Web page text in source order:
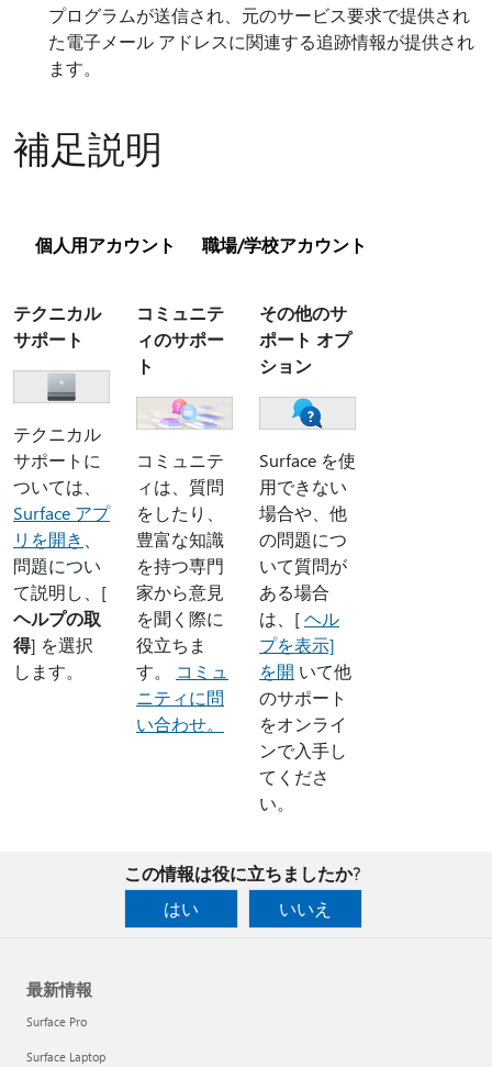
プログラムが送信され、元のサービス要求で提供され
た電子メール アドレスに関連する追跡情報が提供され
ます。
補足説明
個人用アカウント 職場/学校アカウント
テクニカル
サポート
テクニカル
サポートに
ついては、
Surface アプ
リを開き
問題につい
て説明し、[
ヘルプの取
得] を選択
します。
コミュニテ
ィのサポー
ト
コミュニテ
ィは、質問
をしたり、
豊富な知識
を持つ専門
家から意見
を聞く際に
役立ちま
す。 コミュ
ニティに問
い合わせ。
その他のサ
ポート オプ
ション
Surface を使
用できない
場合や、他
の問題につ
いて質問が
ある場合
は、[ヘル
プを表示]
を開 いて他
のサポート
をオンライ
ンで入手し
てくださ
い。
この情報は役に立ちましたか?
はい
いいえ
最新情報
Surface Pro
Surface Laptop